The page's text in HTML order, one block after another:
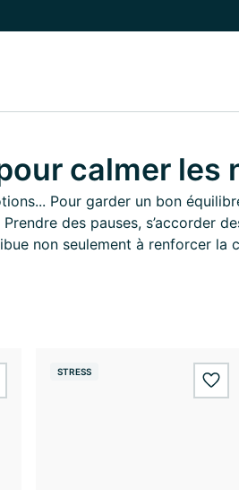
calmer les
Pour garder un bon
des pauses, s’accorder
non seulement à renforcer la
STRESS